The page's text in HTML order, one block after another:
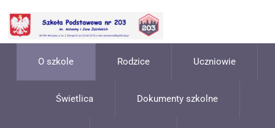
O szkole Rodzice Uczniowie
Świetlica Dokumenty szkolne